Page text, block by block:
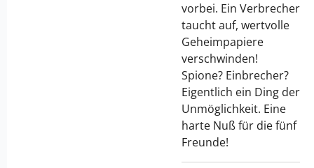
vorbei. Ein Verbrecher
taucht auf, wertvolle
Geheimpapiere
verschwinden!
Spione? Einbrecher?
Eigentlich ein Ding der
Unmöglichkeit. Eine
harte Nuß für die fünf
Freunde!